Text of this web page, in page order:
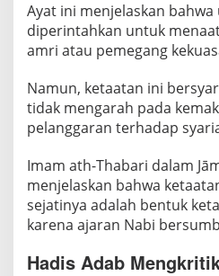
Ayat ini menjelaskan bahwa
diperintahkan untuk
amri atau pemegang
Namun, ketaatan ini
tidak mengarah pada
pelanggaran terhadap
Imam ath-Thabari dalam
menjelaskan bahwa
sejatinya adalah bentuk
karena ajaran Nabi
Hadis Adab